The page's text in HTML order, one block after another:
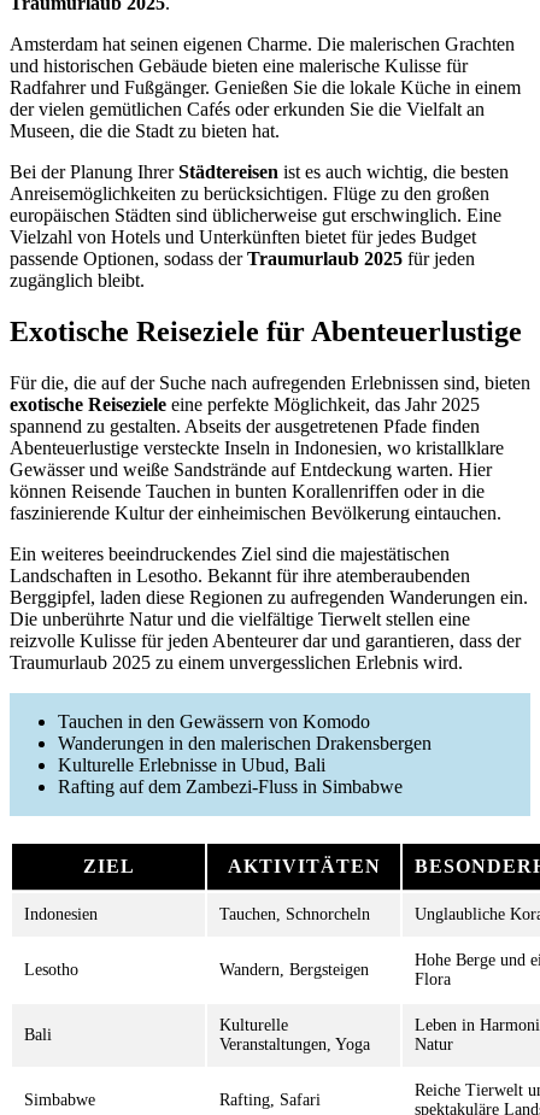
Amsterdam hat seinen eigenen Charme. Die malerischen Grachten
und historischen Gebäude bieten eine malerische Kulisse für
Radfahrer und Fußgänger. Genießen Sie die lokale Küche in einem
der vielen gemütlichen Cafés oder erkunden Sie die Vielfalt an
Museen, die die Stadt zu bieten hat.
Bei der Planung IhrerStädtereisen ist es auch wichtig, die besten
Anreisemöglichkeiten zu berücksichtigen. Flüge zu den großen
europäischen Städten sind üblicherweise gut erschwinglich. Eine
Vielzahl von Hotels und Unterkünften bietet für jedes Budget
passende Optionen, sodass derTraumurlaub 2025 für jeden
zugänglich bleibt.
Exotische Reiseziele für Abenteuerlustige
Für die, die auf der Suche nach aufregenden Erlebnissen sind, bieten
exotische Reiseziele eine perfekte Möglichkeit, das Jahr 2025
spannend zu gestalten. Abseits der ausgetretenen Pfade finden
Abenteuerlustige versteckte Inseln in Indonesien, wo kristallklare
Gewässer und weiße Sandstrände auf Entdeckung warten. Hier
können Reisende Tauchen in bunten Korallenriffen oder in die
faszinierende Kultur der einheimischen Bevölkerung eintauchen.
Ein weiteres beeindruckendes Ziel sind die majestätischen
Landschaften in Lesotho. Bekannt für ihre atemberaubenden
Berggipfel, laden diese Regionen zu aufregenden Wanderungen ein.
Die unberührte Natur und die vielfältige Tierwelt stellen eine
reizvolle Kulisse für jeden Abenteurer dar und garantieren, dass der
Traumurlaub 2025 zu einem unvergesslichen Erlebnis wird.
Tauchen in den Gewässern von Komodo
Wanderungen in den malerischen Drakensbergen
Kulturelle Erlebnisse in Ubud, Bali
Rafting auf dem Zambezi-Fluss in Simbabwe
ZIEL AKTIVITÄTEN
Indonesien Tauchen, Schnorcheln Unglaubliche
Lesotho Wandern, Bergsteigen
Hohe Berge und
Flora
Bali
Kulturelle
Veranstaltungen, Yoga
Leben in
Natur
Simbabwe Rafting, Safari
Reiche Tierwelt
spektakuläre